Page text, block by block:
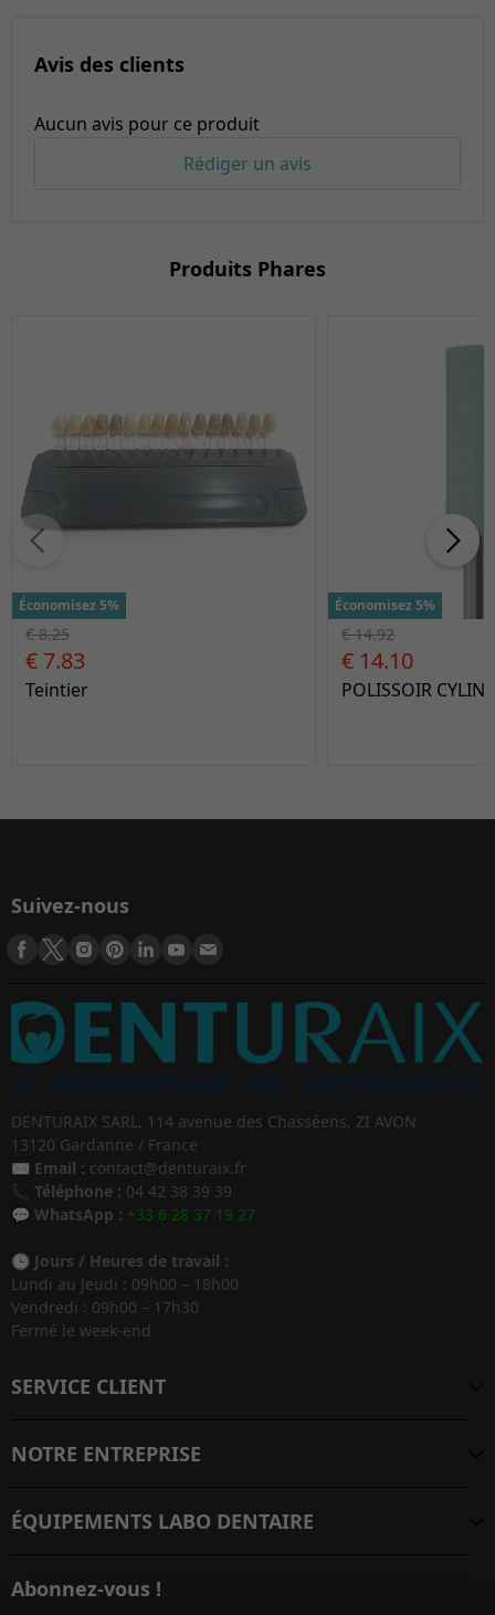
Avis des clients
Aucun avis pour ce produit
Rédiger un avis
Produits Phares
Économisez 5%
€ 8.25
€ 7.83
Teintier
Économisez 5%
€ 14.92
€ 14.10
POLISSOIR
Suivez-nous
DENTURAIX SARL, 114 avenue des Chasséens, ZI AVON
13120 Gardanne / France
✉️ Email : contact@denturaix.fr
Téléphone : 04 42 38 39 39
💬 WhatsApp : +33 6 28 37 19 27
🕒 Jours / Heures de travail :
Lundi au Jeudi : 09h00 – 18h00
Vendredi : 09h00 – 17h30
Fermé le week-end
SERVICE CLIENT
NOTRE ENTREPRISE
ÉQUIPEMENTS LABO DENTAIRE
Abonnez-vous !